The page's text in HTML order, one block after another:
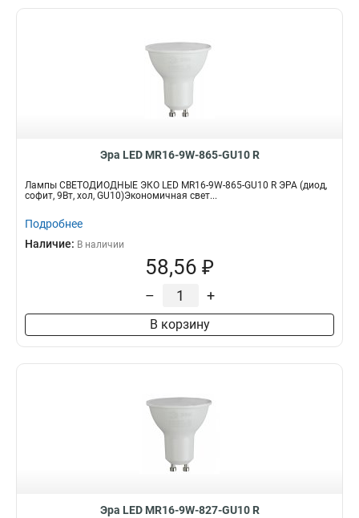
Эра LED MR16-9W-865-GU10 R
Лампы СВЕТОДИОДНЫЕ ЭКО LED MR16-9W-865-GU10 R ЭРА (диод,
софит, 9Вт, хол, GU10)Экономичная свет...
Подробнее
Наличие: В наличии
58,56 ₽
– +
В корзину
Эра LED MR16-9W-827-GU10 R